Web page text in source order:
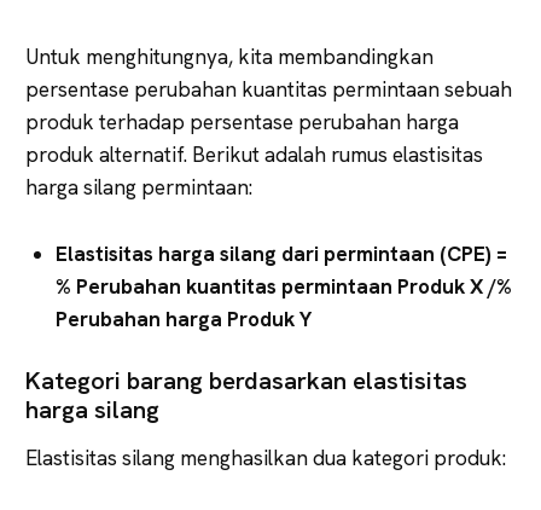
Untuk menghitungnya, kita membandingkan
persentase perubahan kuantitas permintaan sebuah
produk terhadap persentase perubahan harga
produk alternatif. Berikut adalah rumus elastisitas
harga silang permintaan:
Elastisitas harga silang dari permintaan (CPE) =
% Perubahan kuantitas permintaan Produk X /%
Perubahan harga Produk Y
Kategori barang berdasarkan elastisitas
harga silang
Elastisitas silang menghasilkan dua kategori produk: